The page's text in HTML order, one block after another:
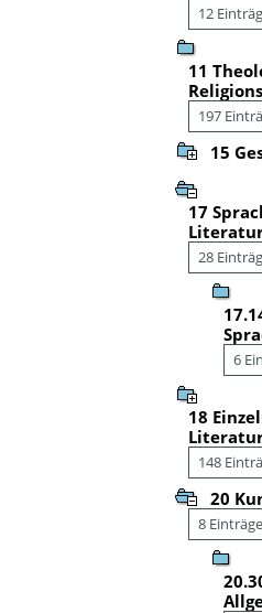
12
11
197
15
17
28
6
18
148
20
8 Einträge